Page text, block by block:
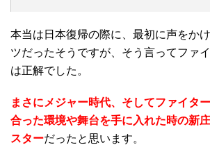
本当は日本復帰の際に、最初に声をか
ツだったそうですが、そう言ってファ
は正解でした。
まさにメジャー時代、そしてファイタ
合った環境や舞台を手に入れた時の新
スターだったと思います。